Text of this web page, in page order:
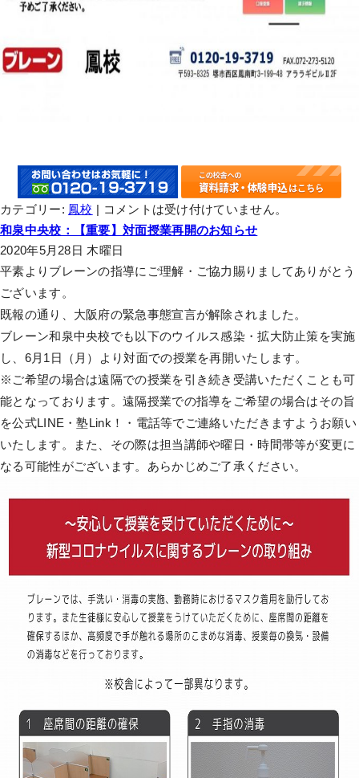
カテゴリー: 鳳校 | コメントは受け付けていません。
和泉中央校：【重要】対面授業再開のお知らせ
2020年5月28日 木曜日
平素よりブレーンの指導にご理解・ご協力賜りましてありがとう
ございます。
既報の通り、大阪府の緊急事態宣言が解除されました。
ブレーン和泉中央校でも以下のウイルス感染・拡大防止策を実施
し、6月1日（月）より対面での授業を再開いたします。
※ご希望の場合は遠隔での授業を引き続き受講いただくことも可
能となっております。遠隔授業での指導をご希望の場合はその旨
を公式LINE・塾Link！・電話等でご連絡いただきますようお願い
いたします。また、その際は担当講師や曜日・時間帯等が変更に
なる可能性がございます。あらかじめご了承ください。